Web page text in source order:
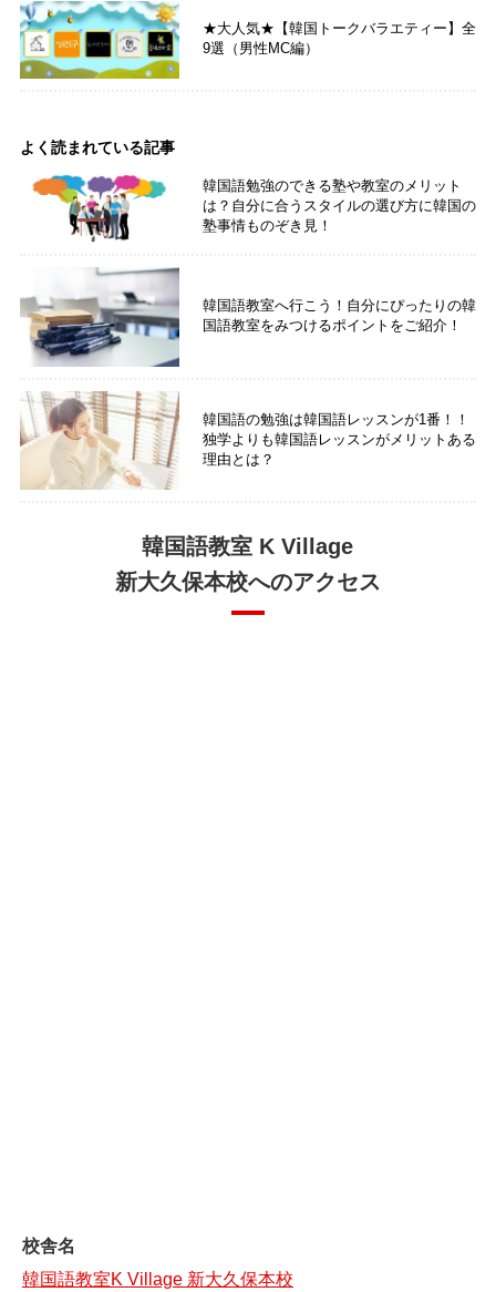
★大人気★【韓国トークバラエティー】全
9選（男性MC編）
よく読まれている記事
韓国語勉強のできる塾や教室のメリット
は？自分に合うスタイルの選び方に韓国の
塾事情ものぞき見！
韓国語教室へ行こう！自分にぴったりの韓
国語教室をみつけるポイントをご紹介！
韓国語の勉強は韓国語レッスンが1番！！
独学よりも韓国語レッスンがメリットある
理由とは？
韓国語教室 K Village
新大久保本校へのアクセス
校舎名
韓国語教室K Village 新大久保本校